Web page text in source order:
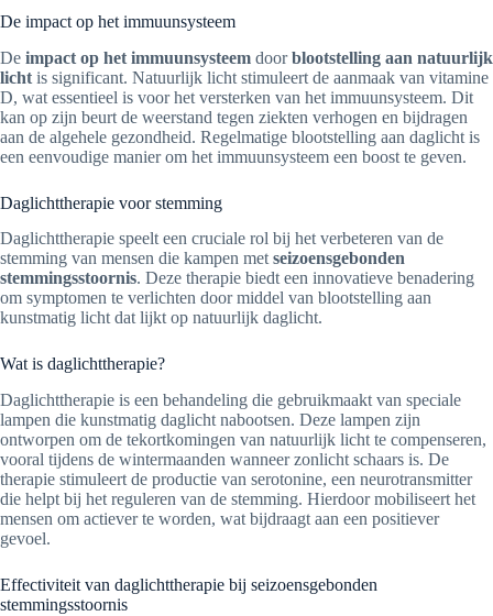
De impact op het immuunsysteem
De impact op het immuunsysteem doorblootstelling aan natuurlijk
licht is significant. Natuurlijk licht stimuleert de aanmaak van vitamine
D, wat essentieel is voor het versterken van het immuunsysteem. Dit
kan op zijn beurt de weerstand tegen ziekten verhogen en bijdragen
aan de algehele gezondheid. Regelmatige blootstelling aan daglicht is
een eenvoudige manier om het immuunsysteem een boost te geven.
Daglichttherapie voor stemming
Daglichttherapie speelt een cruciale rol bij het verbeteren van de
stemming van mensen die kampen met seizoensgebonden
stemmingsstoornis. Deze therapie biedt een innovatieve benadering
om symptomen te verlichten door middel van blootstelling aan
kunstmatig licht dat lijkt op natuurlijk daglicht.
Wat is daglichttherapie?
Daglichttherapie is een behandeling die gebruikmaakt van speciale
lampen die kunstmatig daglicht nabootsen. Deze lampen zijn
ontworpen om de tekortkomingen van natuurlijk licht te compenseren,
vooral tijdens de wintermaanden wanneer zonlicht schaars is. De
therapie stimuleert de productie van serotonine, een neurotransmitter
die helpt bij het reguleren van de stemming. Hierdoor mobiliseert het
mensen om actiever te worden, wat bijdraagt aan een positiever
gevoel.
Effectiviteit van daglichttherapie bij seizoensgebonden
stemmingsstoornis